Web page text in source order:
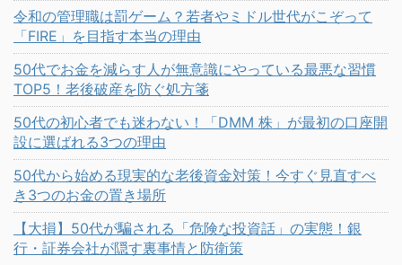
令和の管理職は罰ゲーム？若者やミドル世代がこぞって
「FIRE」を目指す本当の理由
50代でお金を減らす人が無意識にやっている最悪な習慣
TOP5！老後破産を防ぐ処方箋
50代の初心者でも迷わない！「DMM 株」が最初の口座開
設に選ばれる3つの理由
50代から始める現実的な老後資金対策！今すぐ見直すべ
き3つのお金の置き場所
【大損】50代が騙される「危険な投資話」の実態！銀
行・証券会社が隠す裏事情と防衛策